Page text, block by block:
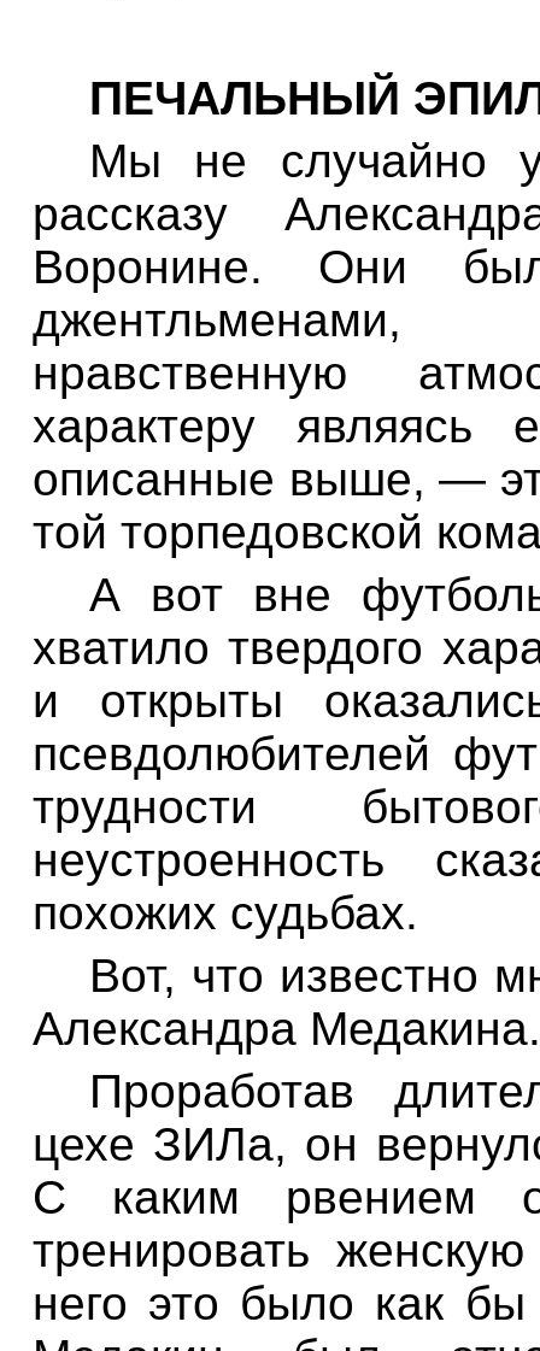
ПЕЧАЛЬНЫЙ
Мы
не случайно
рассказу
Воронине. Они
джентльменами
нравственную
характеру
являясь
описанные выше,—
той торпедовской
А
вот вне
хватило твердого
и
открыты
псевдолюбителей
трудности
неустроенность
похожих судьбах.
Вот, что известно
Александра Медакина.
Проработав
цехе ЗИЛа, он
С
каким рвением
тренировать
него это было как бы